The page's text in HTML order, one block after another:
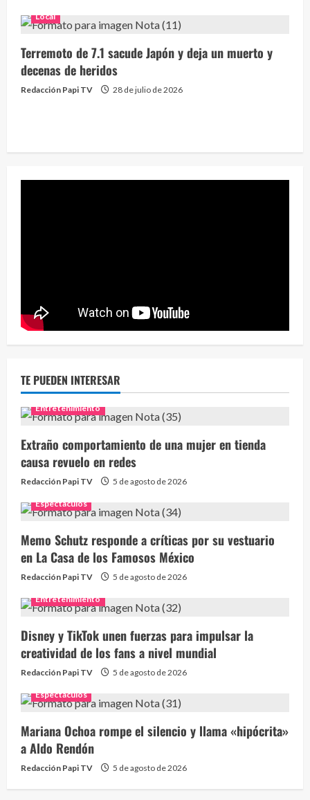
Local
Terremoto de 7.1 sacude Japón y deja un muerto y
decenas de heridos
Redacción Papi TV 28 de julio de 2026
TE PUEDEN INTERESAR
Entretenimiento
Extraño comportamiento de una mujer en tienda
causa revuelo en redes
Redacción Papi TV 5 de agosto de 2026
Espectaculos
Memo Schutz responde a críticas por su vestuario
en La Casa de los Famosos México
Redacción Papi TV 5 de agosto de 2026
Entretenimiento
Disney y TikTok unen fuerzas para impulsar la
creatividad de los fans a nivel mundial
Redacción Papi TV 5 de agosto de 2026
Espectaculos
Mariana Ochoa rompe el silencio y llama «hipócrita»
a Aldo Rendón
Redacción Papi TV 5 de agosto de 2026